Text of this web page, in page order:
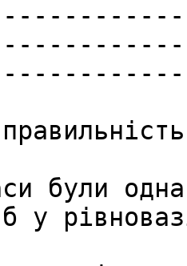
були
б у